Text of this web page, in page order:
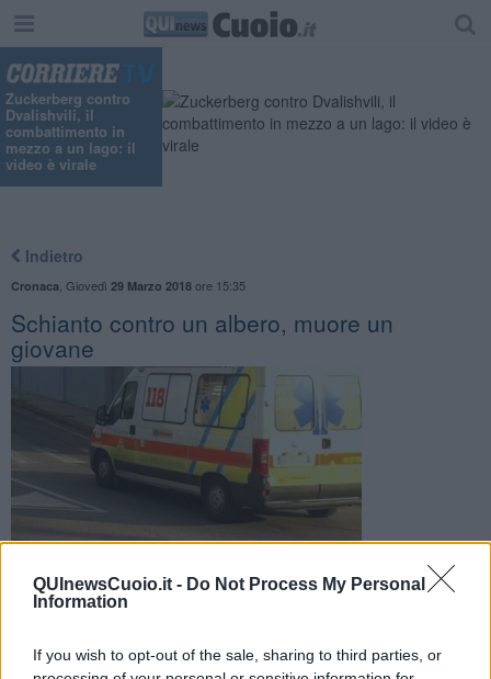
QUInewsCuoio.it - Do Not Process My Personal
Information
If you wish to opt-out of the sale, sharing to third parties, or
Zuckerberg contro
Dvalishvili, il
combattimento in
mezzo a un lago: il
video è virale
Indietro
Cronaca Giovedì 29 Marzo 2018ore 15:35
Schianto contro un albero, muore un
giovane
La vittima, un ragazzo di 21 anni, ha perso il controllo
dell'auto fra via Vallelunga e via della Pescaia. Inutili i tentativi